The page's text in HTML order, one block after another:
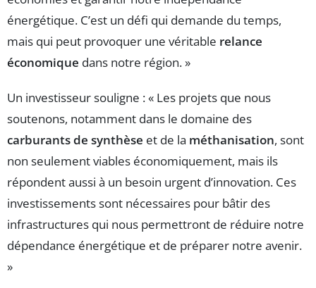
énergétique. C’est un défi qui demande du temps,
mais qui peut provoquer une véritable relance
économique dans notre région. »
Un investisseur souligne : « Les projets que nous
soutenons, notamment dans le domaine des
carburants de synthèse et de la méthanisation, sont
non seulement viables économiquement, mais ils
répondent aussi à un besoin urgent d’innovation. Ces
investissements sont nécessaires pour bâtir des
infrastructures qui nous permettront de réduire notre
dépendance énergétique et de préparer notre avenir.
»